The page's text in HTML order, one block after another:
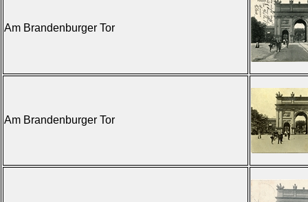
Am Brandenburger Tor
Am Brandenburger Tor